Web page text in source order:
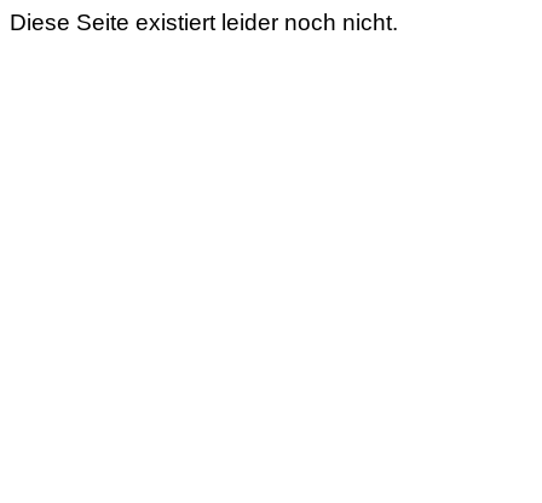
Diese Seite existiert leider noch nicht.